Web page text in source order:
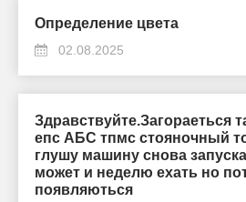
Определение цвета
02.08.2025
Здравствуйте.Загораеться
епс АБС тпмс стояночный
глушу машину снова
может и неделю ехать но
появляються